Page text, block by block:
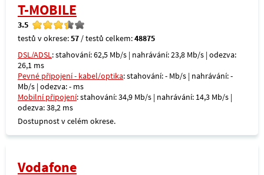
T-MOBILE
3.5
testů v okrese:57 / testů celkem:48875
DSL/ADSL: stahování: 62,5 Mb/s | nahrávání: 23,8 Mb/s | odezva:
26,1 ms
Pevné připojení - kabel/optika: stahování: - Mb/s | nahrávání: -
Mb/s | odezva: - ms
Mobilní připojení: stahování: 34,9 Mb/s | nahrávání: 14,3 Mb/s |
odezva: 38,2 ms
Dostupnost v celém okrese.
Vodafone